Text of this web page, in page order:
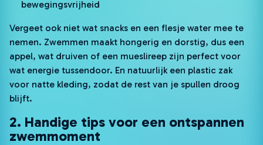
bewegingsvrijheid
Vergeet ook niet wat snacks en een flesje water mee te
nemen. Zwemmen maakt hongerig en dorstig, dus een
appel, wat druiven of een mueslireep zijn perfect voor
wat energie tussendoor. En natuurlijk een plastic zak
voor natte kleding, zodat de rest van je spullen droog
blijft.
2. Handige tips voor een ontspannen
zwemmoment